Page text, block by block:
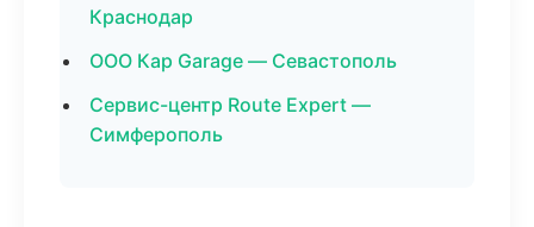
Краснодар
ООО Кар Garage — Севастополь
Сервис-центр Route Expert —
Симферополь